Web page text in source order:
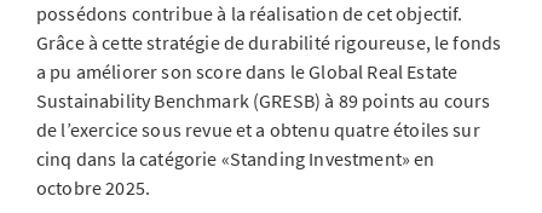
possédons contribue à la réalisation de cet objectif.
Grâce à cette stratégie de durabilité rigoureuse, le fonds
a pu améliorer son score dans le Global Real Estate
Sustainability Benchmark (GRESB) à 89 points au cours
de l’exercice sous revue et a obtenu quatre étoiles sur
cinq dans la catégorie «Standing Investment» en
octobre 2025.